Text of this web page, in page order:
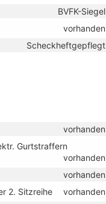
BVFK-Siegel
vorhanden
Scheckheftgepflegt
vorhanden
Gurtstraffern
vorhanden
vorhanden
2. Sitzreihe
vorhanden